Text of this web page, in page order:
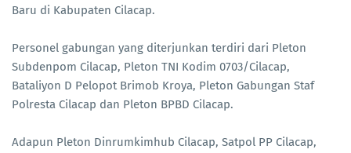
Baru di Kabupaten Cilacap.
Personel gabungan yang diterjunkan terdiri dari Pleton
Subdenpom Cilacap, Pleton TNI Kodim 0703/Cilacap,
Bataliyon D Pelopot Brimob Kroya, Pleton Gabungan Staf
Polresta Cilacap dan Pleton BPBD Cilacap.
Adapun Pleton Dinrumkimhub Cilacap, Satpol PP Cilacap,